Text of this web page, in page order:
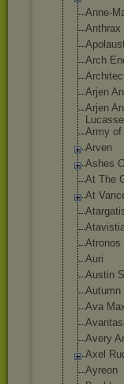
Anne-
Anthrax
Arch
Arjen
Arjen
Army of
Arven
Ashes
At The
At
Atronos
Auri
Austin
Autumn
Ava
Avery
Axel
Ayreon